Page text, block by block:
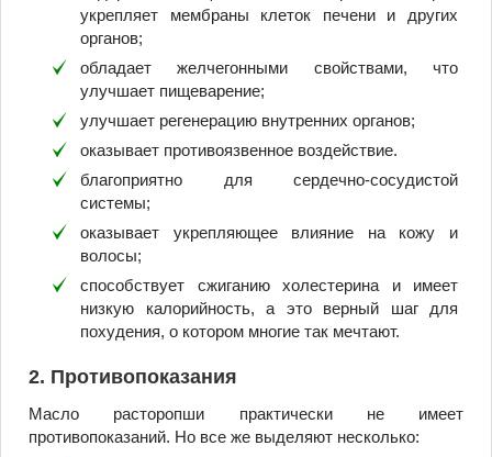
укрепляет мембраны клеток печени и других
органов;
обладает желчегонными свойствами, что
улучшает пищеварение;
улучшает регенерацию внутренних органов;
оказывает противоязвенное воздействие.
благоприятно для сердечно-сосудистой
системы;
оказывает укрепляющее влияние на кожу и
волосы;
способствует сжиганию холестерина и имеет
низкую калорийность, а это верный шаг для
похудения, о котором многие так мечтают.
2. Противопоказания
Масло расторопши практически не имеет
противопоказаний. Но все же выделяют несколько: